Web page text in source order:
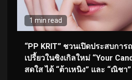
1 min read
“PP KRIT” ชวนเปิดประสบก
เปรี้ยวในซิงเกิลใหม่ “Your
สดใส ได้ “ต้าเหนิง” และ “ณิชา